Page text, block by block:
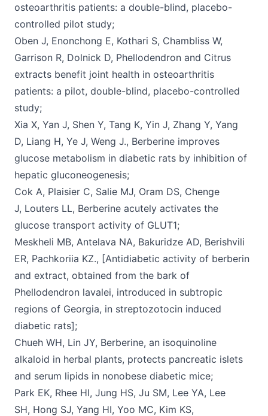
osteoarthritis patients: a double-blind, placebo-
controlled pilot study;
Oben J, Enonchong E, Kothari S, Chambliss W,
Garrison R, Dolnick D, Phellodendron and Citrus
extracts benefit joint health in osteoarthritis
patients: a pilot, double-blind, placebo-controlled
study;
Xia X, Yan J, Shen Y, Tang K, Yin J, Zhang Y, Yang
D, Liang H, Ye J, Weng J., Berberine improves
glucose metabolism in diabetic rats by inhibition of
hepatic gluconeogenesis;
Cok A, Plaisier C, Salie MJ, Oram DS, Chenge
J, Louters LL, Berberine acutely activates the
glucose transport activity of GLUT1;
Meskheli MB, Antelava NA, Bakuridze AD, Berishvili
ER, Pachkoriia KZ., [Antidiabetic activity of berberin
and extract, obtained from the bark of
Phellodendron lavalei, introduced in subtropic
regions of Georgia, in streptozotocin induced
diabetic rats];
Chueh WH, Lin JY, Berberine, an isoquinoline
alkaloid in herbal plants, protects pancreatic islets
and serum lipids in nonobese diabetic mice;
Park EK, Rhee HI, Jung HS, Ju SM, Lee YA, Lee
SH, Hong SJ, Yang HI, Yoo MC, Kim KS,